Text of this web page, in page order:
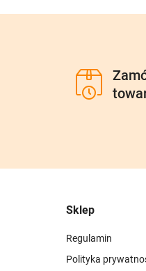
Sklep
Regulamin
Polityka